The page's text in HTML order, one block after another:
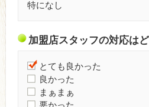
特になし
加盟店スタッフの対応は
とても良かった
良かった
まぁまぁ